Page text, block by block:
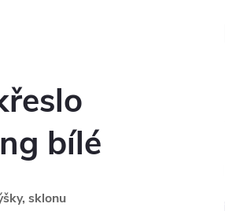
bílé
sklonu